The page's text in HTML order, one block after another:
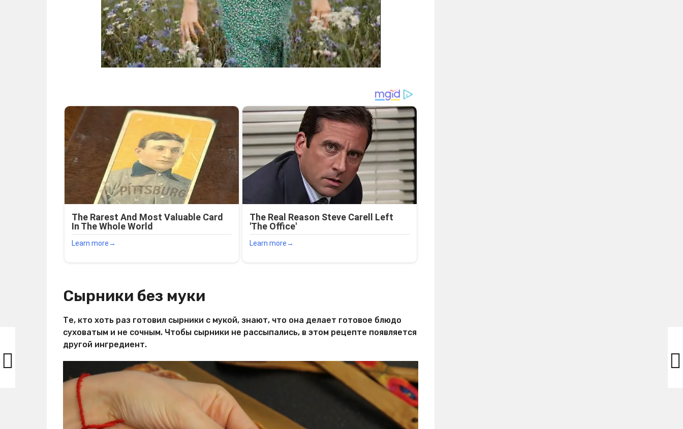
Сырники без муки
Те, кто хоть раз готовил сырники с мукой, знают, что она делает готовое блюдо
суховатым и не сочным. Чтобы сырники не рассыпались, в этом рецепте появляется
другой ингредиент.